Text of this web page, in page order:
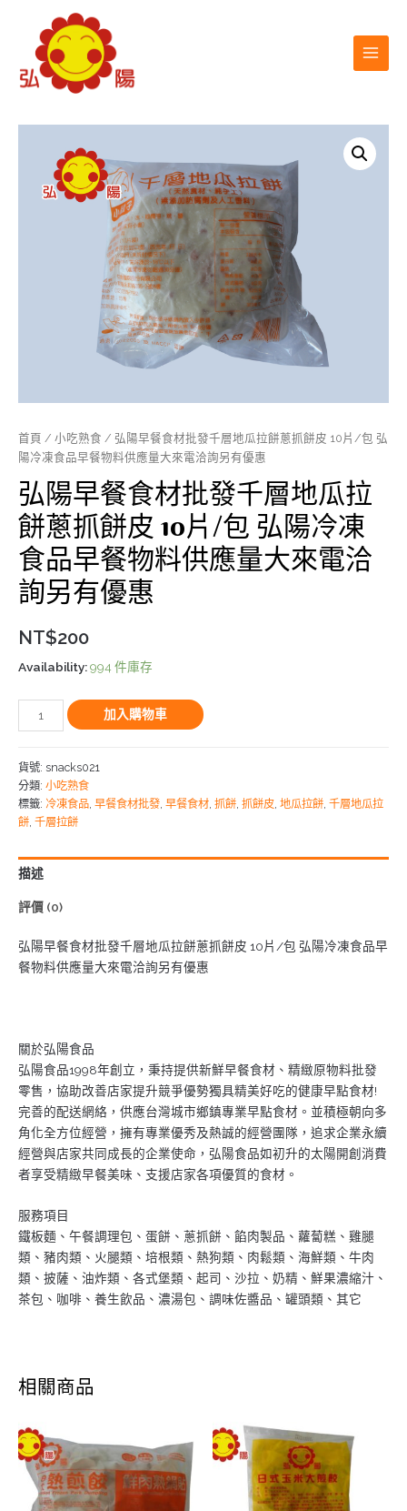
首頁 / 小吃熟食 / 弘陽早餐食材批發千層地瓜拉餅蔥抓餅皮 10片/包 弘
陽冷凍食品早餐物料供應量大來電洽詢另有優惠
弘陽早餐食材批發千層地瓜拉
餅蔥抓餅皮 10片/包 弘陽冷凍
食品早餐物料供應量大來電洽
詢另有優惠
NT$200
Availability:994 件庫存
加入購物車
貨號: snacks021
分類: 小吃熟食
標籤: 冷凍食品, 早餐食材批發, 早餐食材, 抓餅, 抓餅皮, 地瓜拉餅, 千層地瓜拉
餅, 千層拉餅
描述
評價 (0)
弘陽早餐食材批發千層地瓜拉餅蔥抓餅皮 10片/包 弘陽冷凍食品早
餐物料供應量大來電洽詢另有優惠
關於弘陽食品
弘陽食品1998年創立，秉持提供新鮮早餐食材、精緻原物料批發
零售，協助改善店家提升競爭優勢獨具精美好吃的健康早點食材!
完善的配送網絡，供應台灣城市鄉鎮專業早點食材。並積極朝向多
角化全方位經營，擁有專業優秀及熱誠的經營團隊，追求企業永續
經營與店家共同成長的企業使命，弘陽食品如初升的太陽開創消費
者享受精緻早餐美味、支援店家各項優質的食材。
服務項目
鐵板麵、午餐調理包、蛋餅、蔥抓餅、餡肉製品、蘿蔔糕、雞腿
類、豬肉類、火腿類、培根類、熱狗類、肉鬆類、海鮮類、牛肉
類、披薩、油炸類、各式堡類、起司、沙拉、奶精、鮮果濃縮汁、
茶包、咖啡、養生飲品、濃湯包、調味佐醬品、罐頭類、其它
相關商品